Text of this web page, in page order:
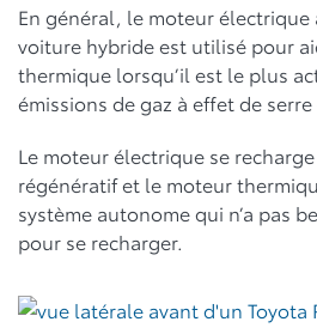
En général, le moteur électrique
voiture hybride est utilisé pour
thermique lorsqu’il est le plus
émissions de gaz à effet de
Le moteur électrique se
régénératif et le moteur
système autonome qui n’a pas
pour se recharger.